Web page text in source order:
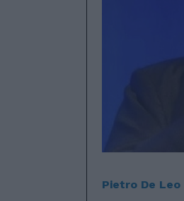
Pietro De Leo